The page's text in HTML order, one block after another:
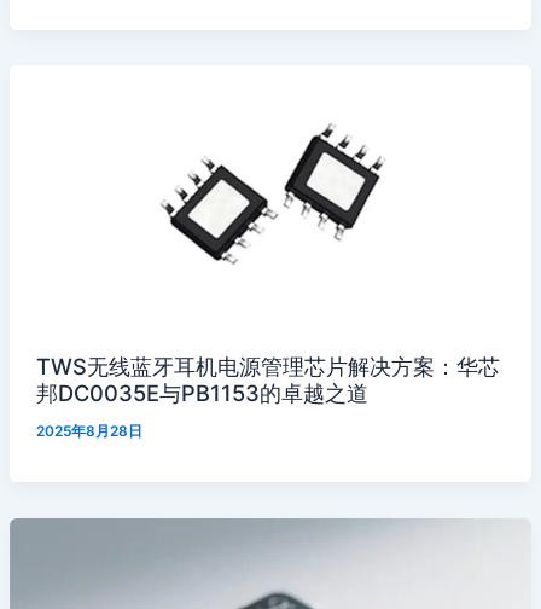
TWS无线蓝牙耳机电源管理芯片解决方案：华芯
邦DC0035E与PB1153的卓越之道
2025年8月28日